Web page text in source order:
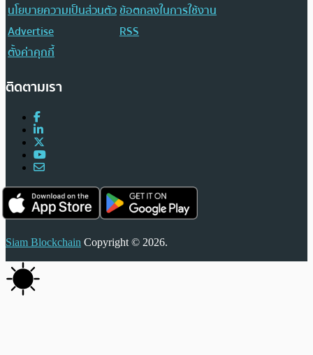
นโยบายความเป็นส่วนตัวข้อตกลงในการใช้งาน
Advertise
RSS
ตั้งค่าคุกกี้
ติดตามเรา
Siam Blockchain Copyright © 2026.